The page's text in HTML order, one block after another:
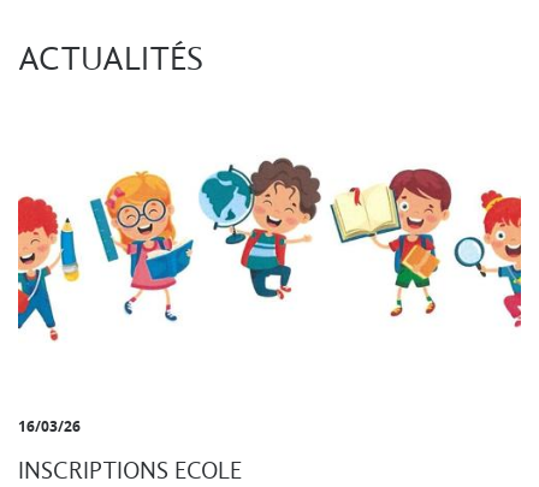
ACTUALITÉS
16/03/26
INSCRIPTIONS ECOLE